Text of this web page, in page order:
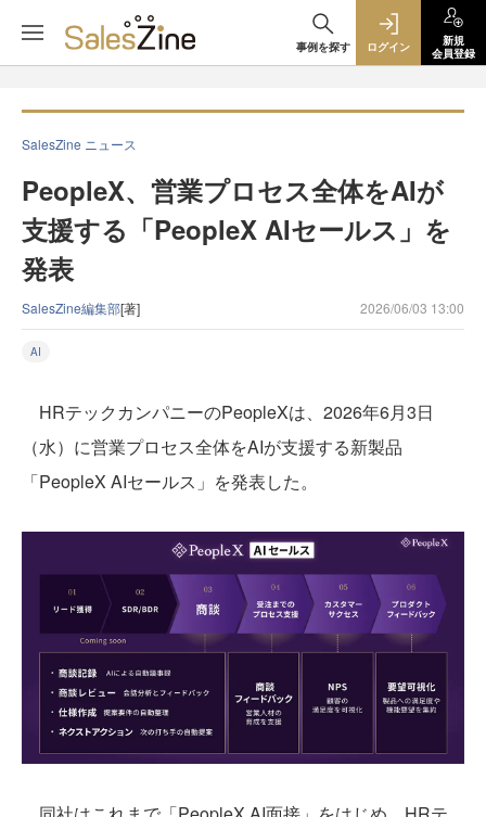
事例を探す ログイン
新規
会員登録
SalesZine ニュース
PeopleX、営業プロセス全体をAIが
支援する「PeopleX AIセールス」を
発表
SalesZine編集部[著] 2026/06/03 13:00
AI
HRテックカンパニーのPeopleXは、2026年6月3日
（水）に営業プロセス全体をAIが支援する新製品
「PeopleX AIセールス」を発表した。